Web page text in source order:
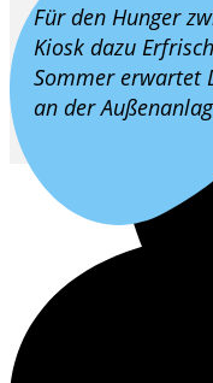
Für den Hunger
Kiosk dazu
Sommer erwartet
an der